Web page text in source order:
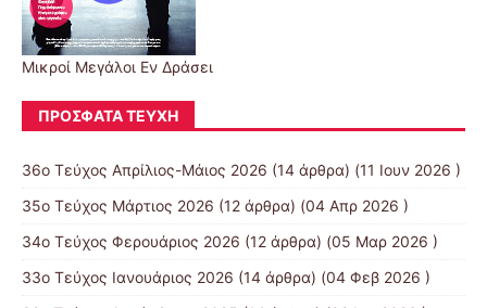
Μικροί Μεγάλοι Εν Δράσει
ΠΡΌΣΦΑΤΑ ΤΕΎΧΗ
36ο Τεύχος Απρίλιος-Μάιος 2026 (14 άρθρα) (11 Ιουν 2026 )
35ο Τεύχος Μάρτιος 2026 (12 άρθρα) (04 Απρ 2026 )
34ο Τεύχος Φερουάριος 2026 (12 άρθρα) (05 Μαρ 2026 )
33ο Τεύχος Ιανουάριος 2026 (14 άρθρα) (04 Φεβ 2026 )